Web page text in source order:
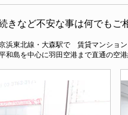
きなど不安な事は何でもご
浜東北線・大森駅で 賃貸マンショ
和島を中心に羽田空港まで直通の空